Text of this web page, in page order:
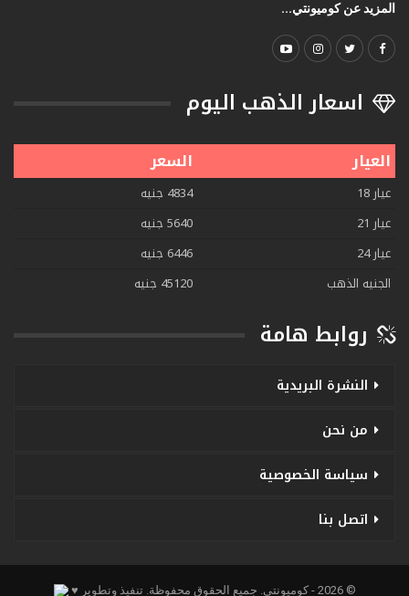
المزيد عن كوميونتي...
اسعار الذهب اليوم
العيار السعر
عيار 18
4834 جنيه
عيار 21
5640 جنيه
عيار 24
6446 جنيه
الجنيه الذهب
45120 جنيه
روابط هامة
النشرة البريدية
من نحن
سياسة الخصوصية
اتصل بنا
© 2026 - كوميونتي. جميع الحقوق محفوظة. تنفيذ وتطوير ♥